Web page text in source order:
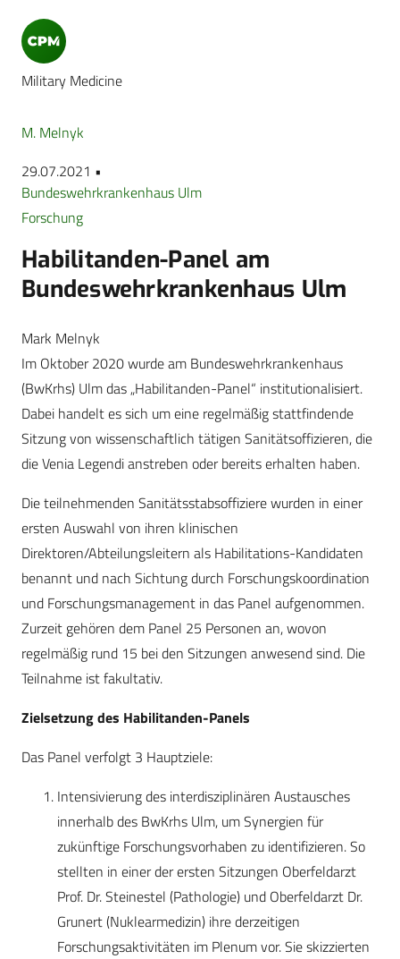
Military Medicine
M. Melnyk
29.07.2021 •
Bundeswehrkrankenhaus Ulm
Forschung
Habilitanden-Panel am
Bundeswehrkrankenhaus Ulm
Mark Melnyk
Im Oktober 2020 wurde am Bundeswehrkrankenhaus
(BwKrhs) Ulm das „Habilitanden-Panel“ institutionalisiert.
Dabei handelt es sich um eine regelmäßig stattfindende
Sitzung von wissenschaftlich tätigen Sanitätsoffizieren, die
die Venia Legendi anstreben oder bereits erhalten haben.
Die teilnehmenden Sanitätsstabsoffiziere wurden in einer
ersten Auswahl von ihren klinischen
Direktoren/Abteilungsleitern als Habilitations-Kandidaten
benannt und nach Sichtung durch Forschungskoordination
und Forschungsmanagement in das Panel aufgenommen.
Zurzeit gehören dem Panel 25 Personen an, wovon
regelmäßig rund 15 bei den Sitzungen anwesend sind. Die
Teilnahme ist fakultativ.
Zielsetzung des Habilitanden-Panels
Das Panel verfolgt 3 Hauptziele:
Intensivierung des interdisziplinären Austausches
innerhalb des BwKrhs Ulm, um Synergien für
zukünftige Forschungsvorhaben zu identifizieren. So
stellten in einer der ersten Sitzungen Oberfeldarzt
Prof. Dr. Steinestel (Pathologie) und Oberfeldarzt Dr.
Grunert (Nuklearmedizin) ihre derzeitigen
Forschungsaktivitäten im Plenum vor. Sie skizzierten